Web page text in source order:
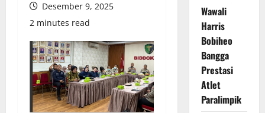
Desember 9, 2025
2 minutes read
Wawali
Harris
Bobiheo
Bangga
Prestasi
Atlet
Paralimpik